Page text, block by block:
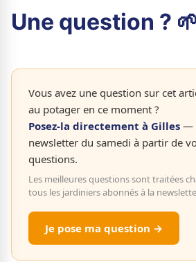
Une question ?
Vous avez une question sur cet
au potager en ce moment ?
Posez-la directement à Gilles —
newsletter du samedi à partir de
questions.
Les meilleures questions sont traitées
tous les jardiniers abonnés à la
Je pose ma question →